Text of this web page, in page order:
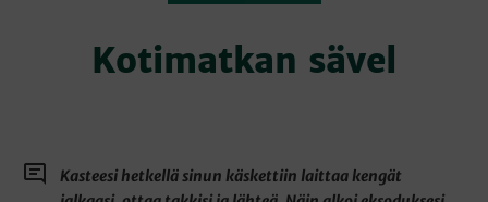
Kotimatkan sävel
Kasteesi hetkellä sinun käskettiin laittaa kengät